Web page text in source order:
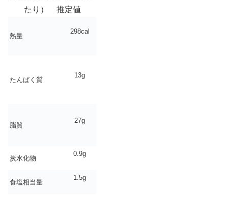
たり） 推定値
熱量
298cal
たんぱく質
13g
脂質
27g
炭水化物
0.9g
食塩相当量
1.5g